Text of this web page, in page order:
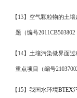
【 13】 空气颗粒物的土
题（编号2011CB503802
【 14】 土壤污染微界面
重点项目（编号
【 15】 我国水环境BTEX